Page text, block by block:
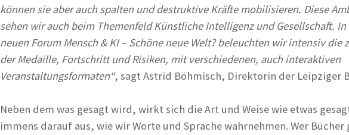
können sie aber auch spalten und destruktive Kräfte mobilisieren. Diese
sehen wir auch beim Themenfeld Künstliche Intelligenz und Gesellschaft. In
neuen Forum Mensch & KI – Schöne neue Welt? beleuchten wir intensiv die
der Medaille, Fortschritt und Risiken, mit verschiedenen, auch interaktiven
Veranstaltungsformaten“, sagt Astrid Böhmisch, Direktorin der Leipziger
Neben dem was gesagt wird, wirkt sich die Art und Weise wie etwas
immens darauf aus, wie wir Worte und Sprache wahrnehmen. Wer